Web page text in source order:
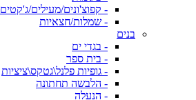
- קפוצ'ונים/מעילים/ג'קטים
- שמלות/חצאיות
בנים
- בגדי ים
- בית ספר
- גופיות פלנל\גטקס\ציציות
- הלבשה תחתונה
- הנעלה